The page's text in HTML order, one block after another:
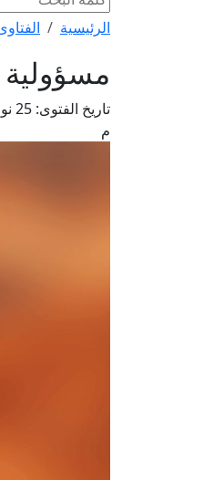
الرئيسية
تاريخ الفتوى:
م